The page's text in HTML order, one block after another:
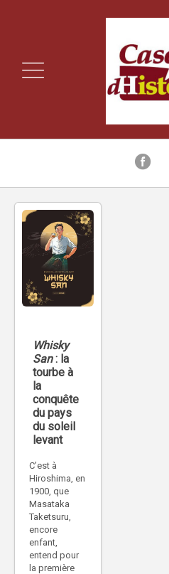
Whisky
San: la
tourbe à
la
conquête
du pays
du soleil
levant
C’est à
Hiroshima, en
1900, que
Masataka
Taketsuru,
encore
enfant,
entend pour
la première